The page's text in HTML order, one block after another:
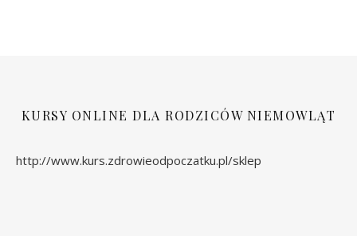
KURSY ONLINE DLA RODZICÓW NIEMOWLĄT
http://www.kurs.zdrowieodpoczatku.pl/sklep